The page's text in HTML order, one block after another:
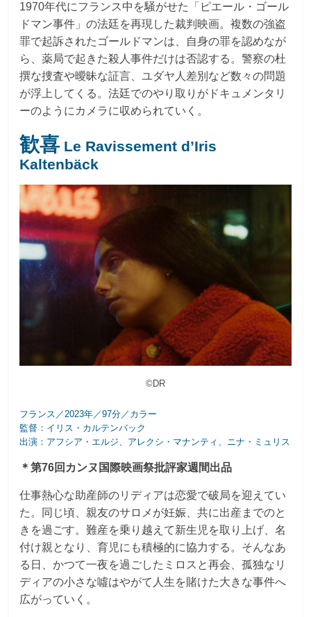
1970年代にフランス中を騒がせた「ピエール・ゴール
ドマン事件」の法廷を再現した裁判映画。複数の強盗
罪で起訴されたゴールドマンは、自身の罪を認めなが
ら、薬局で起きた殺人事件だけは否認する。警察の杜
撰な捜査や曖昧な証言、ユダヤ人差別など数々の問題
が浮上してくる。法廷でのやり取りがドキュメンタリ
ーのようにカメラに収められていく。
歓喜 Le Ravissement d’Iris
Kaltenbäck
©DR
フランス／2023年／97分／カラー
監督：イリス・カルテンバック
出演：アフシア・エルジ、アレクシ・マナンティ、ニナ・ミュリス
＊第76回カンヌ国際映画祭批評家週間出品
仕事熱心な助産師のリディアは恋愛で破局を迎えてい
た。同じ頃、親友のサロメが妊娠、共に出産までのと
きを過ごす。難産を乗り越えて新生児を取り上げ、名
付け親となり、育児にも積極的に協力する。そんなあ
る日、かつて一夜を過ごしたミロスと再会、孤独なリ
ディアの小さな噓はやがて人生を賭けた大きな事件へ
広がっていく。